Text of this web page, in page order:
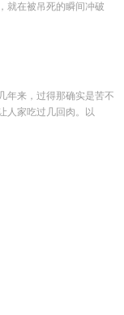
就在被吊死的瞬间冲破
年来，过得那确实是苦不
人家吃过几回肉。以